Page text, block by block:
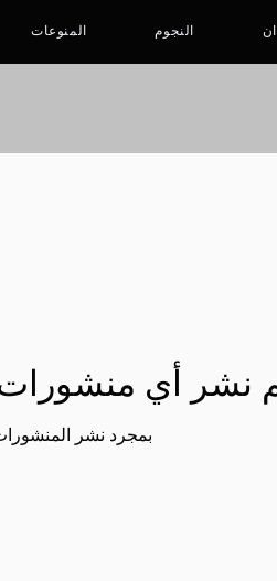
المنوعات النجوم
نشر أي منشورات
بمجرد نشر